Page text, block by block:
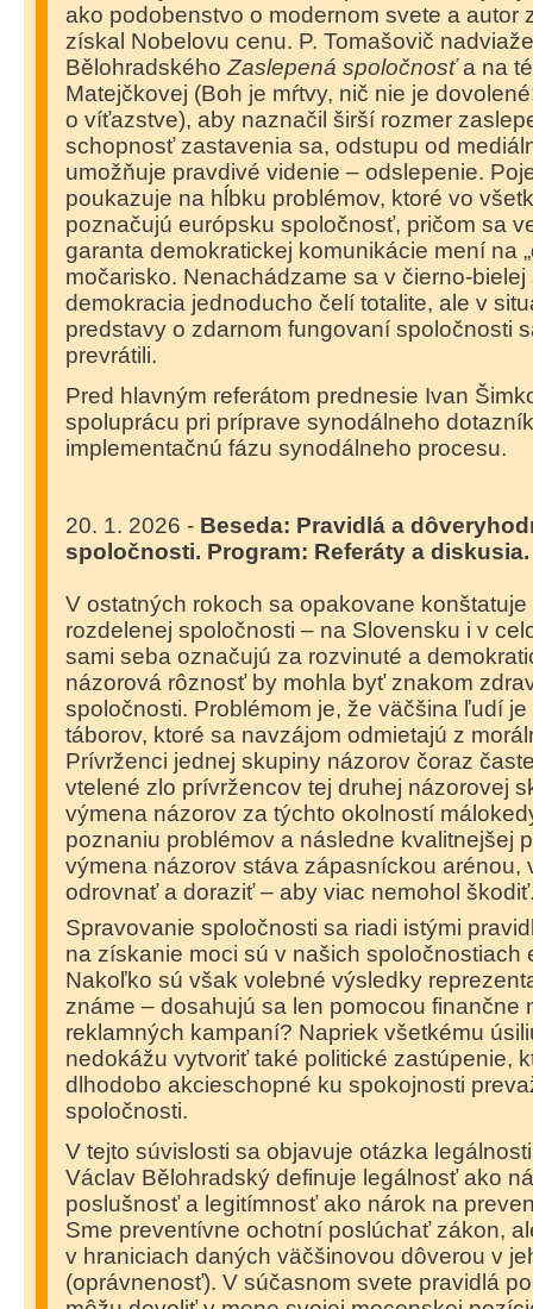
ako podobenstvo o modernom svete a autor
získal Nobelovu cenu. P. Tomašovič
Bělohradského Zaslepená spoločnosťa na
Matejčkovej (Boh je mŕtvy, nič nie je
o víťazstve), aby naznačil širší rozmer
schopnosť zastavenia sa, odstupu od
umožňuje pravdivé videnie – odslepenie.
poukazuje na hĺbku problémov, ktoré vo
poznačujú európsku spoločnosť, pričom sa
garanta demokratickej komunikácie mení na
močarisko. Nenachádzame sa v čierno-bielej
demokracia jednoducho čelí totalite, ale v
predstavy o zdarnom fungovaní spoločnosti
prevrátili.
Pred hlavným referátom prednesie Ivan
spoluprácu pri príprave synodálneho
implementačnú fázu synodálneho procesu.
20. 1. 2026 - Beseda: Pravidlá a
spoločnosti. Program: Referáty a diskusia.
V ostatných rokoch sa opakovane
rozdelenej spoločnosti – na Slovensku i v
sami seba označujú za rozvinuté a
názorová rôznosť by mohla byť znakom
spoločnosti. Problémom je, že väčšina ľudí
táborov, ktoré sa navzájom odmietajú z
Prívrženci jednej skupiny názorov čoraz
vtelené zlo prívržencov tej druhej názorovej
výmena názorov za týchto okolností
poznaniu problémov a následne kvalitnejšej
výmena názorov stáva zápasníckou arénou,
odrovnať a doraziť – aby viac nemohol
Spravovanie spoločnosti sa riadi istými
na získanie moci sú v našich spoločnostiach
Nakoľko sú však volebné výsledky
známe – dosahujú sa len pomocou finančne
reklamných kampaní? Napriek všetkému
nedokážu vytvoriť také politické zastúpenie,
dlhodobo akcieschopné ku spokojnosti
spoločnosti.
V tejto súvislosti sa objavuje otázka
Václav Bělohradský definuje legálnosť ako
poslušnosť a legitímnosť ako nárok na
Sme preventívne ochotní poslúchať zákon,
v hraniciach daných väčšinovou dôverou v
(oprávnenosť). V súčasnom svete pravidlá